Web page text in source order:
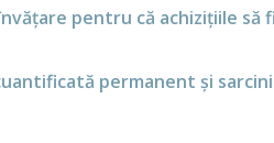
pentru că achizițiile
permanent și